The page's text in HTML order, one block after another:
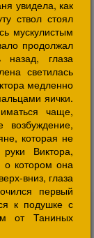
увидела, как
ствол стоял
мускулистым
продолжал
назад, глаза
светилась
медленно
яички.
чаще,
возбуждение,
которая не
Виктора,
о котором она
вниз, глаза
первый
к подушке с
от Таниных